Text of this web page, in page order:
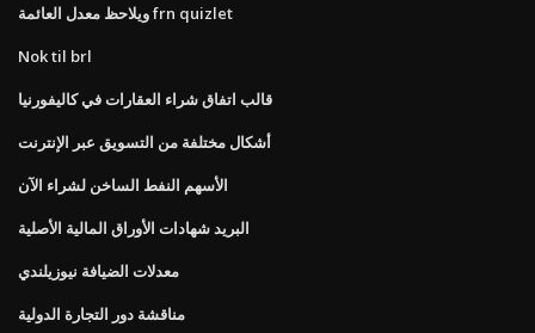
ويلاحظ معدل العائمة frn quizlet
Nok til brl
قالب اتفاق شراء العقارات في كاليفورنيا
أشكال مختلفة من التسويق عبر الإنترنت
الأسهم النفط الساخن لشراء الآن
البريد شهادات الأوراق المالية الأصلية
معدلات الضيافة نيوزيلندي
مناقشة دور التجارة الدولية